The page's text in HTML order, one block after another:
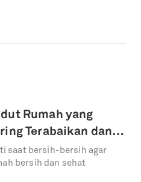
Rumah yang
Terabaikan dan
Sarang Debu
saat bersih-bersih agar
bersih dan sehat